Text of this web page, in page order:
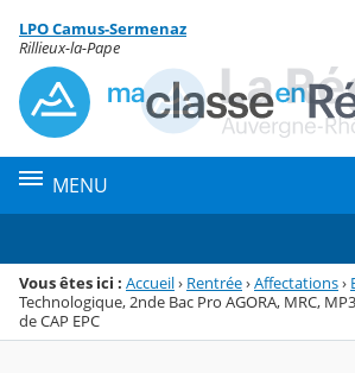
Menu de la rubrique
Contenu
LPO Camus-Sermenaz
Rillieux-la-Pape
MENU
Vous êtes ici : Accueil› Rentrée›Affectations›
Technologique, 2nde Bac Pro AGORA, MRC,
de CAP EPC